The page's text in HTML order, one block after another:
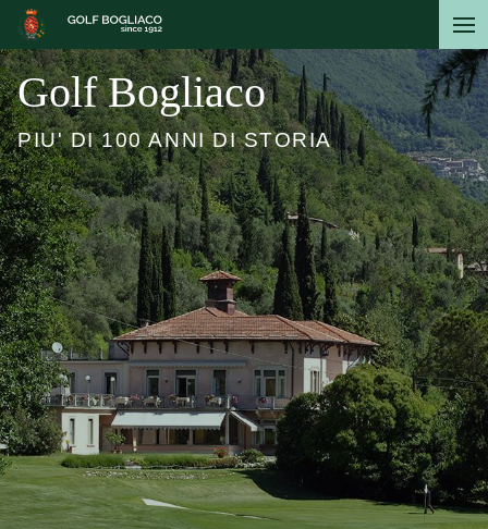
Salta
contenuto
principale
ANNI DI STORIA TERZO